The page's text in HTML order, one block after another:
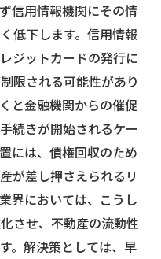
信用情報機関にその情
低下します。信用情報
ジットカードの発行に
限される可能性があり
と金融機関からの催促
続きが開始されるケー
には、債権回収のため
が差し押さえられるリ
界においては、こうし
させ、不動産の流動性
。解決策としては、早